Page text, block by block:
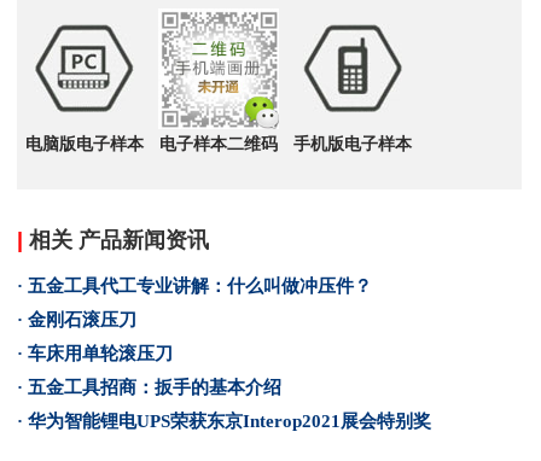
电脑版电子样本 电子样本二维码 手机版电子样本
相关 产品新闻资讯
· 五金工具代工专业讲解：什么叫做冲压件？
· 金刚石滚压刀
· 车床用单轮滚压刀
· 五金工具招商：扳手的基本介绍
· 华为智能锂电UPS荣获东京Interop2021展会特别奖